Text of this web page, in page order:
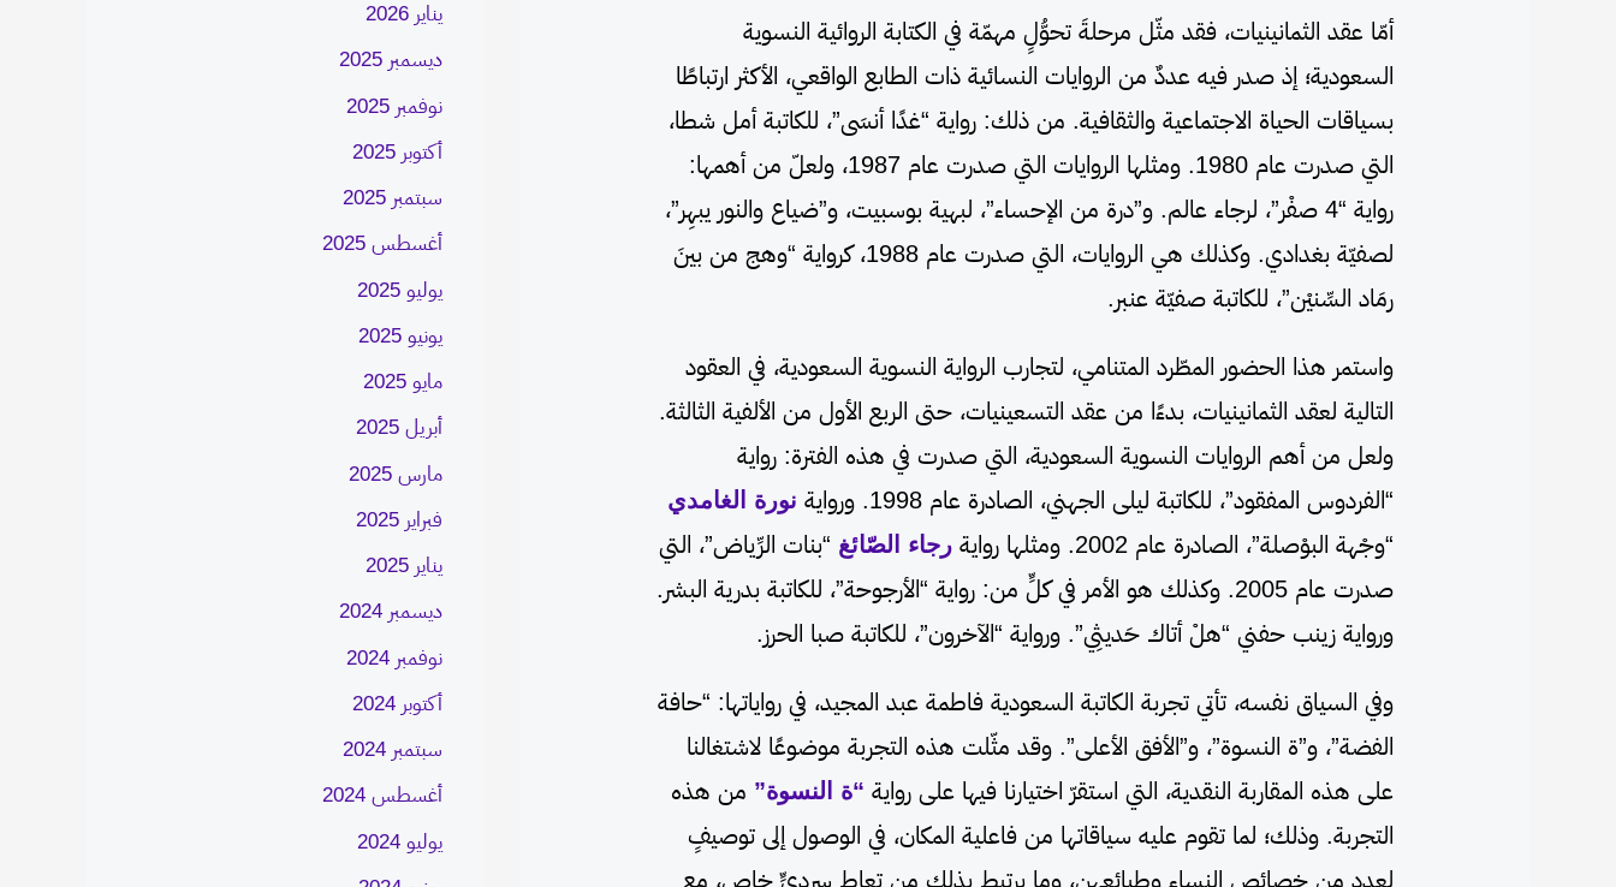
أمّا عقد الثمانينيات، فقد مثّل مرحلةَ تحوُّلٍ مهمّة في الكتابة الروائية النسوية
السعودية؛ إذ صدر فيه عددٌ من الروايات النسائية ذات الطابع الواقعي، الأكثر ارتباطًا
بسياقات الحياة الاجتماعية والثقافية. من ذلك: رواية “غدًا أنسَى”، للكاتبة أمل شطا،
التي صدرت عام 1980. ومثلها الروايات التي صدرت عام 1987، ولعلّ من أهمها:
رواية “4 صفْر”، لرجاء عالم. و”درة من الإحساء”، لبهية بوسبيت، و”ضياع والنور يبهِر”،
لصفيّة بغدادي. وكذلك هي الروايات، التي صدرت عام 1988، كرواية “وهج من بينَ
رمَاد السِّنيْن”، للكاتبة صفيّة عنبر.
واستمر هذا الحضور المطّرد المتنامي، لتجارب الرواية النسوية السعودية، في العقود
التالية لعقد الثمانينيات، بدءًا من عقد التسعينيات، حتى الربع الأول من الألفية الثالثة.
ولعل من أهم الروايات النسوية السعودية، التي صدرت في هذه الفترة: رواية
“الفردوس المفقود”، للكاتبة ليلى الجهني، الصادرة عام 1998. ورواية
نورة الغامدي
“وجْهة البوْصلة”، الصادرة عام 2002. ومثلها رواية
رجاء الصّائغ “بنات الرِّياض”، التي
صدرت عام 2005. وكذلك هو الأمر في كلٍّ من: رواية “الأرجوحة”، للكاتبة بدرية البشر.
ورواية زينب حفني “هلْ أتاك حَديثِي”. ورواية “الآخرون”، للكاتبة صبا الحرز.
وفي السياق نفسه، تأتي تجربة الكاتبة السعودية فاطمة عبد المجيد، في رواياتها: “حافة
الفضة”، و”ة النسوة”، و”الأفق الأعلى”. وقد مثّلت هذه التجربة موضوعًا لاشتغالنا
على هذه المقاربة النقدية، التي استقرّ اختيارنا فيها على رواية “ة النسوة” من هذه
التجربة. وذلك؛ لما تقوم عليه سياقاتها من فاعلية المكان، في الوصول إلى توصيفٍ
لعددٍ من خصائص النساء وطبائعهن، وما يرتبط بذلك من تعاطٍ سرديٍّ خاص، مع
يناير 2026
ديسمبر 2025
نوفمبر 2025
أكتوبر 2025
سبتمبر 2025
أغسطس 2025
يوليو 2025
يونيو 2025
مايو 2025
أبريل 2025
مارس 2025
فبراير 2025
يناير 2025
ديسمبر 2024
نوفمبر 2024
أكتوبر 2024
سبتمبر 2024
أغسطس 2024
يوليو 2024